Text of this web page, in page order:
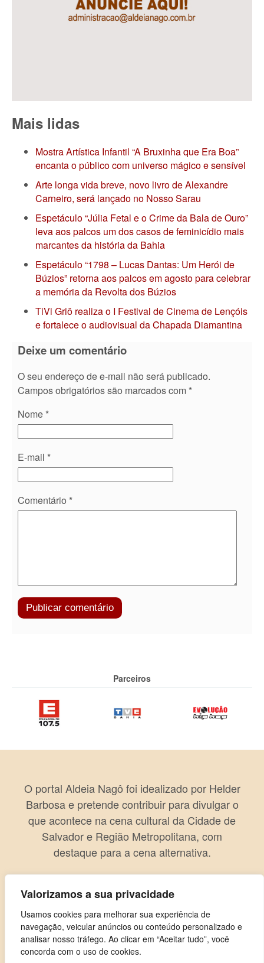
Valorizamos a sua privacidade
Usamos cookies para melhorar sua experiência de
navegação, veicular anúncios ou conteúdo personalizado e
analisar nosso tráfego. Ao clicar em “Aceitar tudo”, você
concorda com o uso de cookies.
Mais lidas
Mostra Artística Infantil “A Bruxinha que Era Boa”
encanta o público com universo mágico e sensível
Arte longa vida breve, novo livro de Alexandre
Carneiro, será lançado no Nosso Sarau
Espetáculo “Júlia Fetal e o Crime da Bala de Ouro”
leva aos palcos um dos casos de feminicídio mais
marcantes da história da Bahia
Espetáculo “1798 – Lucas Dantas: Um Herói de
Búzios” retorna aos palcos em agosto para celebrar
a memória da Revolta dos Búzios
TiVi Griô realiza o I Festival de Cinema de Lençóis
e fortalece o audiovisual da Chapada Diamantina
Deixe um comentário
O seu endereço de e-mail não será publicado.
Campos obrigatórios são marcados com *
Nome *
E-mail *
Comentário *
Parceiros
O portal Aldeia Nagô foi idealizado por Helder
Barbosa e pretende contribuir para divulgar o
que acontece na cena cultural da Cidade de
Salvador e Região Metropolitana, com
destaque para a cena alternativa.